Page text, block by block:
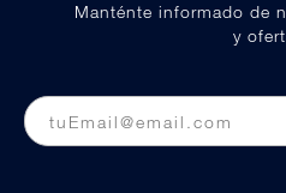
Manténte informado de
y